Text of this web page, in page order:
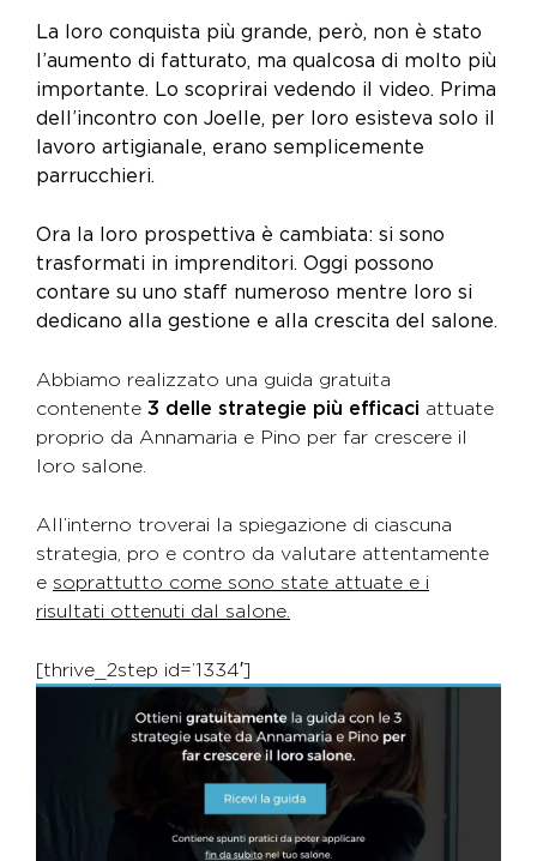
La loro conquista più grande, però, non è stato
l’aumento di fatturato, ma qualcosa di molto più
importante. Lo scoprirai vedendo il video. Prima
dell’incontro con Joelle, per loro esisteva solo il
lavoro artigianale, erano semplicemente
parrucchieri.
Ora la loro prospettiva è cambiata: si sono
trasformati in imprenditori. Oggi possono
contare su uno staff numeroso mentre loro si
dedicano alla gestione e alla crescita del salone.
Abbiamo realizzato una guida gratuita
contenente 3 delle strategie più efficaci attuate
proprio da Annamaria e Pino per far crescere il
loro salone.
All’interno troverai la spiegazione di ciascuna
strategia, pro e contro da valutare attentamente
e soprattutto come sono state attuate e i
risultati ottenuti dal salone.
[thrive_2step id=’1334′]